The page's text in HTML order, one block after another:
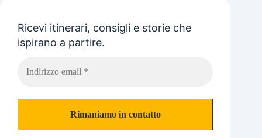
Ricevi itinerari, consigli e storie che
ispirano a partire.